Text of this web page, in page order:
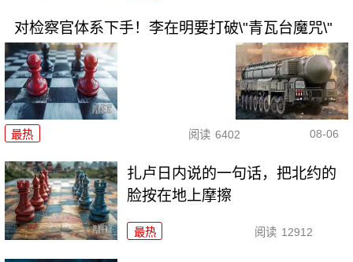
对检察官体系下手！李在明要打破\"青瓦台魔咒\"
最热 阅读 6402 08-06
扎卢日内说的一句话，把北约的
脸按在地上摩擦
最热 阅读 12912